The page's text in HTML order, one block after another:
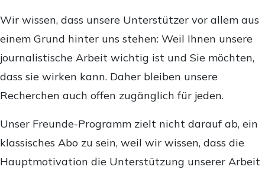
Wir wissen, dass unsere Unterstützer vor allem aus
einem Grund hinter uns stehen: Weil Ihnen unsere
journalistische Arbeit wichtig ist und Sie möchten,
dass sie wirken kann. Daher bleiben unsere
Recherchen auch offen zugänglich für jeden.
Unser Freunde-Programm zielt nicht darauf ab, ein
klassisches Abo zu sein, weil wir wissen, dass die
Hauptmotivation die Unterstützung unserer Arbeit